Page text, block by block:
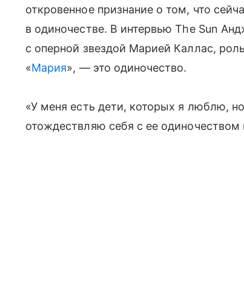
откровенное признание о том, что
в одиночестве. В интервью The Sun
с оперной звездой Марией Каллас,
«Мария», — это одиночество.
«У меня есть дети, которых я люблю,
отождествляю себя с ее